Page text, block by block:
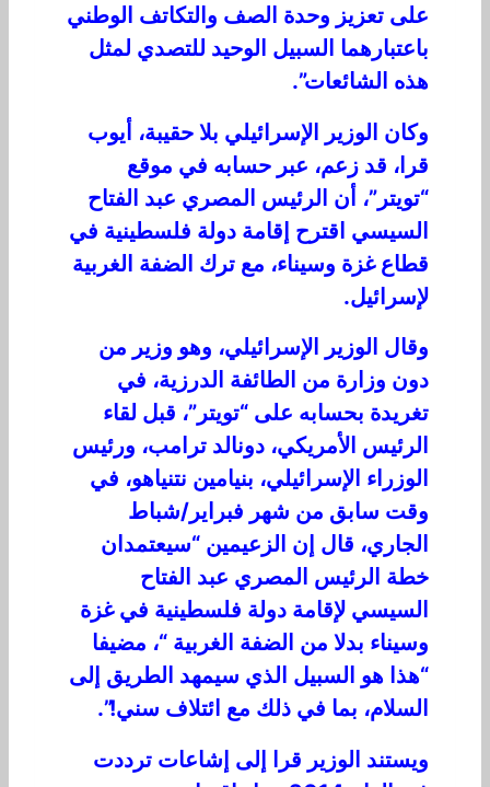
على تعزيز وحدة الصف والتكاتف الوطني
باعتبارهما السبيل الوحيد للتصدي لمثل
هذه الشائعات”.
وكان الوزير الإسرائيلي بلا حقيبة، أيوب
قرا، قد زعم، عبر حسابه في موقع
“تويتر”، أن الرئيس المصري عبد الفتاح
السيسي اقترح إقامة دولة فلسطينية في
قطاع غزة وسيناء، مع ترك الضفة الغربية
لإسرائيل.
وقال الوزير الإسرائيلي، وهو وزير من
دون وزارة من الطائفة الدرزية، في
تغريدة بحسابه على “تويتر”، قبل لقاء
الرئيس الأمريكي، دونالد ترامب، ورئيس
الوزراء الإسرائيلي، بنيامين نتنياهو، في
وقت سابق من شهر فبراير/شباط
الجاري، قال إن الزعيمين “سيعتمدان
خطة الرئيس المصري عبد الفتاح
السيسي لإقامة دولة فلسطينية في غزة
وسيناء بدلا من الضفة الغربية “، مضيفا
“هذا هو السبيل الذي سيمهد الطريق إلى
السلام، بما في ذلك مع ائتلاف سني!”.
ويستند الوزير قرا إلى إشاعات ترددت